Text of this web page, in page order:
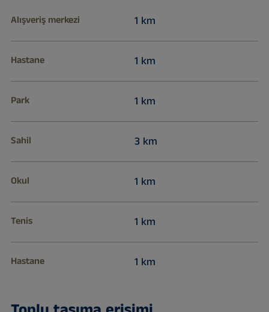
Alışveriş merkezi 1 km
Hastane 1 km
Park 1 km
Sahil 3 km
Okul 1 km
Tenis 1 km
Hastane 1 km